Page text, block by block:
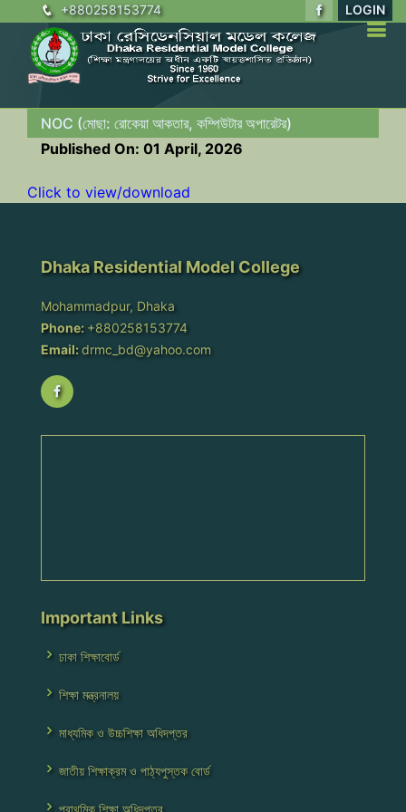
+880258153774 LOGIN
NOC (মোছা: রোকেয়া আকতার, কম্পিউটার অপারেটর)
Published On: 01 April, 2026
Click to view/download
Dhaka Residential Model College
Mohammadpur, Dhaka
Phone: +880258153774
Email: drmc_bd@yahoo.com
Important Links
ঢাকা শিক্ষাবোর্ড
শিক্ষা মন্ত্রনালয়
মাধ্যমিক ও উচ্চশিক্ষা অধিদপ্তর
জাতীয় শিক্ষাক্রম ও পাঠ্যপুস্তক বোর্ড
প্রাথমিক শিক্ষা অধিদপ্তর